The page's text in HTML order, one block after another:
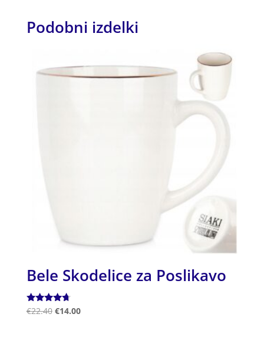
Podobni izdelki
Bele Skodelice za Poslikavo
Ocenjeno
€22.40 €14.00